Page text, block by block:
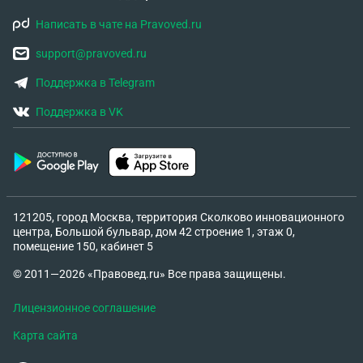
Написать в чате на Pravoved.ru
support@pravoved.ru
Поддержка в Telegram
Поддержка в VK
121205, город Москва, территория Сколково инновационного
центра, Большой бульвар, дом 42 строение 1, этаж 0,
помещение 150, кабинет 5
© 2011—2026 «Правовед.ru» Все права защищены.
Лицензионное соглашение
Карта сайта